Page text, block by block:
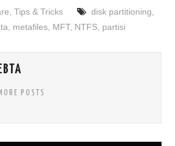
Tips & Tricks disk partitioning
metafiles MFT, NTFS partisi
EBTA
POSTS